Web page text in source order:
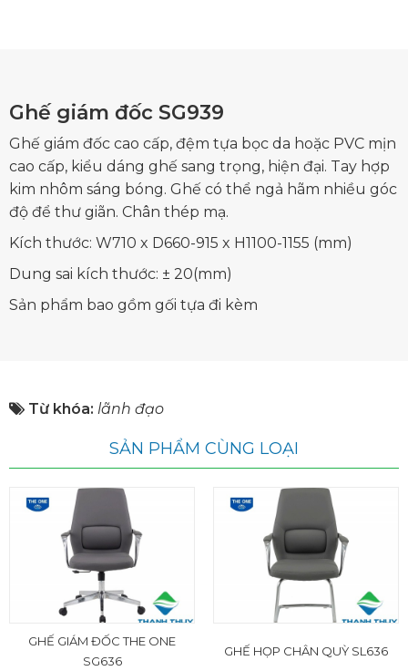
Ghế giám đốc SG939
Ghế giám đốc cao cấp, đệm tựa bọc da hoặc PVC mịn
cao cấp, kiểu dáng ghế sang trọng, hiện đại. Tay hợp
kim nhôm sáng bóng. Ghế có thể ngả hãm nhiều góc
độ để thư giãn. Chân thép mạ.
Kích thước: W710 x D660-915 x H1100-1155 (mm)
Dung sai kích thước: ± 20(mm)
Sản phẩm bao gồm gối tựa đi kèm
Từ khóa: lãnh đạo
SẢN PHẨM CÙNG LOẠI
GHẾ GIÁM ĐỐC THE ONE
SG636
GHẾ HỌP CHÂN QUỲ SL636